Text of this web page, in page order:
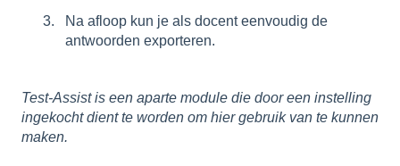
Na afloop kun je als docent eenvoudig de
antwoorden exporteren.
Test-Assist is een aparte module die door een instelling
ingekocht dient te worden om hier gebruik van te kunnen
maken.